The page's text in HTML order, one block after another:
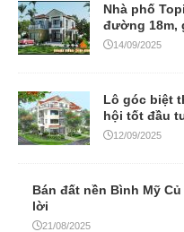
Nhà phố
đường 18m,
14/09/2025
Lô góc biệt
hội tốt đầu
12/09/2025
Bán đất nền Bình Mỹ
lời
21/08/2025